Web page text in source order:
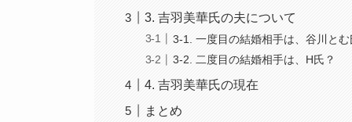
3. 吉羽美華氏の夫について
3-1. 一度目の結婚相手は、谷川とむ
3-2. 二度目の結婚相手は、H氏？
4. 吉羽美華氏の現在
まとめ